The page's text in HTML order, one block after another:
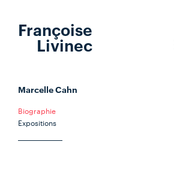
Françoise
Livinec
Marcelle Cahn
Biographie
Expositions